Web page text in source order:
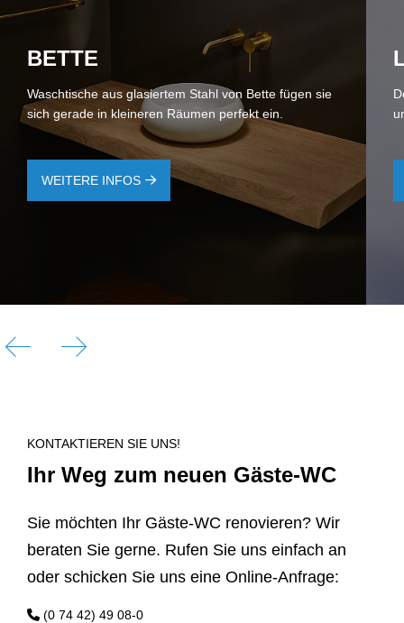
BET­TE
Waschtische aus glasiertem Stahl von Bette fügen sie
sich gerade in kleineren Räumen perfekt ein.
WEITERE INFOS
KONTAKTIEREN SIE UNS!
Ihr Weg zum neuen Gäste-WC
Sie möchten Ihr Gäste-WC renovieren? Wir
beraten Sie gerne. Rufen Sie uns einfach an
oder schicken Sie uns eine Online-Anfrage:
(0 74 42) 49 08-0